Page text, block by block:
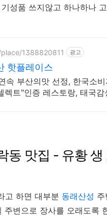
성품 쓰지않고 하나하나
1388820811 광고
핫플레이스
속 부산의맛 선정, 한국소
렉트"인증 레스토랑, 태국
동 맛집 - 유황 생
고 하면 대부분 동래산성
주변으로 장사를 오래도록